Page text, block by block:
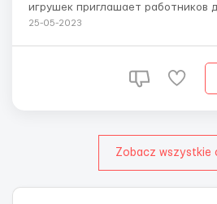
игрушек приглашает работников
фабрики находятся в таких
обязанности входит:
25-05-2023
Zobacz wszystkie